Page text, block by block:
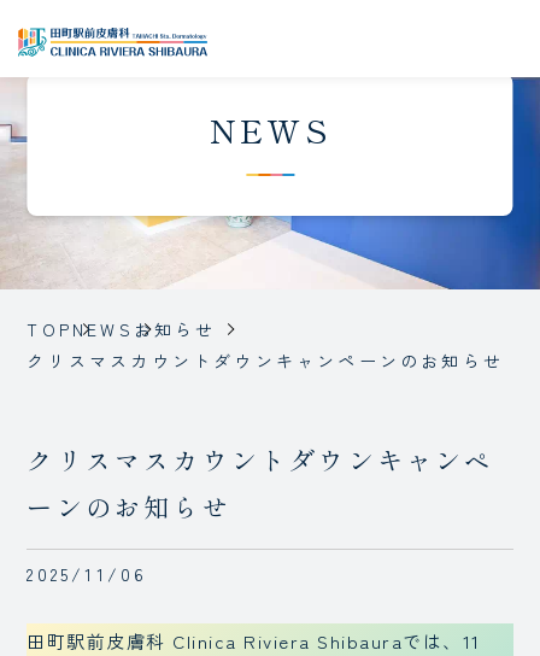
NEWS
TOP NEWS お知らせ
クリスマスカウントダウンキャンペーンのお知らせ
クリスマスカウントダウンキャンペ
ーンのお知らせ
2025/11/06
田町駅前皮膚科 Clinica Riviera Shibauraでは、11